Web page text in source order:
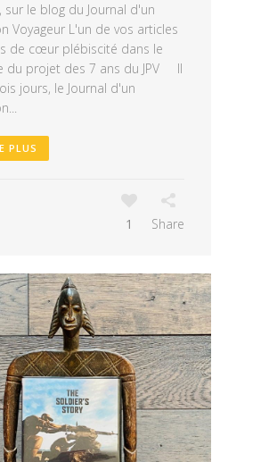
sur le blog du Journal d'un
Voyageur L'un de vos articles
de cœur plébiscité dans le
du projet des 7 ans du JPV Il
jours, le Journal d'un
PLUS
1 Share